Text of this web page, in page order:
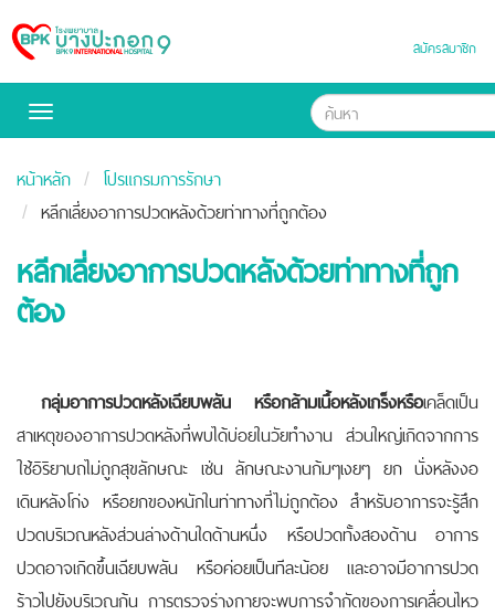
Bangpakok
Hospital
สมัครสมาชิก
Toggle
หน้าหลัก
โปรแกรมการรักษา
หลีกเลี่ยงอาการปวดหลังด้วยท่าทางที่ถูกต้อง
หลีกเลี่ยงอาการปวดหลังด้วยท่าทางที่ถูก
ต้อง
กลุ่มอาการปวดหลังเฉียบพลัน หรือกล้ามเนื้อหลังเกร็งหรือเคล็ดเป็น
สาเหตุของอาการปวดหลังที่พบได้บ่อยในวัยทำงาน ส่วนใหญ่เกิดจากการ
ใช้อิริยาบถไม่ถูกสุขลักษณะ เช่น ลักษณะงานก้มๆเงยๆ ยก นั่งหลังงอ
เดินหลังโก่ง หรือยกของหนักในท่าทางที่ไม่ถูกต้อง สำหรับอาการจะรู้สึก
ปวดบริเวณหลังส่วนล่างด้านใดด้านหนึ่ง หรือปวดทั้งสองด้าน อาการ
ปวดอาจเกิดขึ้นเฉียบพลัน หรือค่อยเป็นทีละน้อย และอาจมีอาการปวด
ร้าวไปยังบริเวณก้น การตรวจร่างกายจะพบการจำกัดของการเคลื่อนไหว